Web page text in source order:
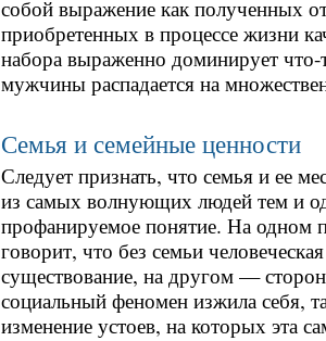
собой выражение как полученных
приобретенных в процессе жизни
набора выраженно доминирует
мужчины распадается на
Семья и семейные ценности
Следует признать, что семья и ее
из самых волнующих людей тем и
профанируемое понятие. На одном
говорит, что без семьи
существование, на другом —
социальный феномен изжила себя,
изменение устоев, на которых эта